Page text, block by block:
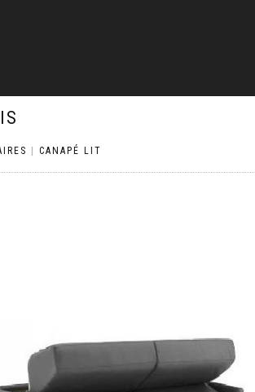
CANAPÉ LIT